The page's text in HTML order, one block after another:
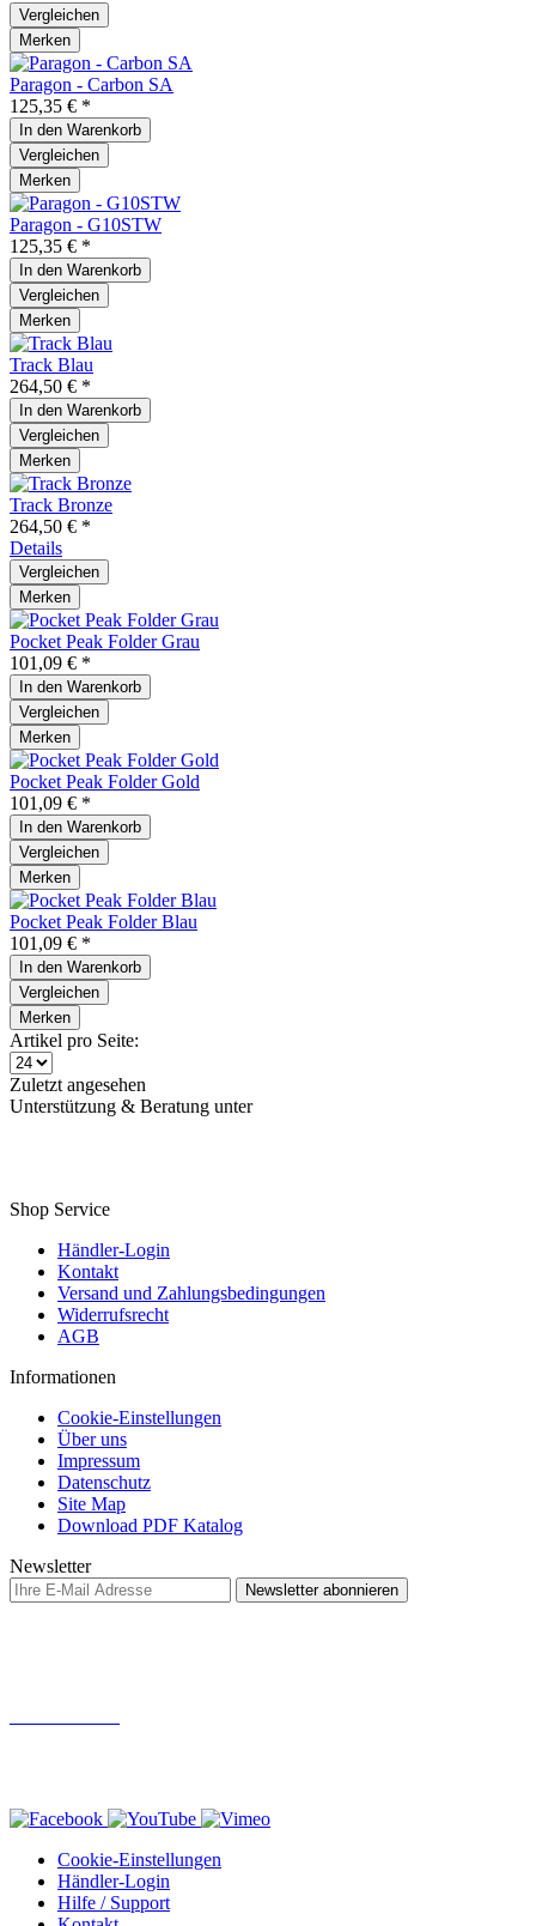
Vergleichen
Merken
Paragon - Carbon SA
125,35 € *
In den Warenkorb
Vergleichen
Merken
Paragon - G10STW
125,35 € *
In den Warenkorb
Vergleichen
Merken
Track Blau
264,50 € *
In den Warenkorb
Vergleichen
Merken
Track Bronze
264,50 € *
Details
Vergleichen
Merken
Pocket Peak Folder Grau
101,09 € *
In den Warenkorb
Vergleichen
Merken
Pocket Peak Folder Gold
101,09 € *
In den Warenkorb
Vergleichen
Merken
Pocket Peak Folder Blau
101,09 € *
In den Warenkorb
Vergleichen
Merken
Artikel pro Seite:
Zuletzt angesehen
Unterstützung & Beratung unter
Shop Service
Händler-Login
Kontakt
Versand und Zahlungsbedingungen
Widerrufsrecht
AGB
Informationen
Cookie-Einstellungen
Über uns
Impressum
Datenschutz
Site Map
Download PDF Katalog
Newsletter
Newsletter abonnieren
Cookie-Einstellungen
Händler-Login
Hilfe / Support